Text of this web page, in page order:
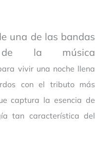
una de las bandas
de la música
vivir una noche llena
con el tributo más
captura la esencia de
tan característica del